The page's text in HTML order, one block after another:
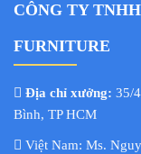
CÔNG TY
FURNITURE
Địa chỉ xưởng: 35/
Bình, TP HCM
Việt Nam: Ms.